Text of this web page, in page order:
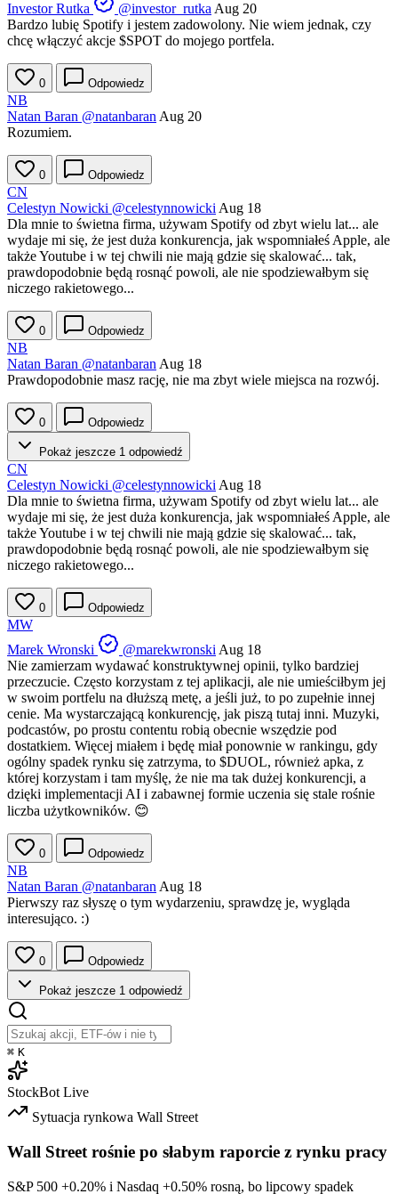
Investor Rutka
@investor_rutka Aug 20
Bardzo lubię Spotify i jestem zadowolony. Nie wiem jednak, czy
chcę włączyć akcje $SPOT do mojego portfela.
0 Odpowiedz
NB
Natan Baran @natanbaran Aug 20
Rozumiem.
0 Odpowiedz
CN
Celestyn Nowicki @celestynnowicki Aug 18
Dla mnie to świetna firma, używam Spotify od zbyt wielu lat... ale
wydaje mi się, że jest duża konkurencja, jak wspomniałeś Apple, ale
także Youtube i w tej chwili nie mają gdzie się skalować... tak,
prawdopodobnie będą rosnąć powoli, ale nie spodziewałbym się
niczego rakietowego...
0 Odpowiedz
NB
Natan Baran @natanbaran Aug 18
Prawdopodobnie masz rację, nie ma zbyt wiele miejsca na rozwój.
0 Odpowiedz
Pokaż jeszcze 1 odpowiedź
CN
Celestyn Nowicki @celestynnowicki Aug 18
Dla mnie to świetna firma, używam Spotify od zbyt wielu lat... ale
wydaje mi się, że jest duża konkurencja, jak wspomniałeś Apple, ale
także Youtube i w tej chwili nie mają gdzie się skalować... tak,
prawdopodobnie będą rosnąć powoli, ale nie spodziewałbym się
niczego rakietowego...
0 Odpowiedz
MW
Marek Wronski
@marekwronski Aug 18
Nie zamierzam wydawać konstruktywnej opinii, tylko bardziej
przeczucie. Często korzystam z tej aplikacji, ale nie umieściłbym jej
w swoim portfelu na dłuższą metę, a jeśli już, to po zupełnie innej
cenie. Ma wystarczającą konkurencję, jak piszą tutaj inni. Muzyki,
podcastów, po prostu contentu robią obecnie wszędzie pod
dostatkiem. Więcej miałem i będę miał ponownie w rankingu, gdy
ogólny spadek rynku się zatrzyma, to $DUOL, również apka, z
której korzystam i tam myślę, że nie ma tak dużej konkurencji, a
dzięki implementacji AI i zabawnej formie uczenia się stale rośnie
liczba użytkowników. 😊
0 Odpowiedz
NB
Natan Baran @natanbaran Aug 18
Pierwszy raz słyszę o tym wydarzeniu, sprawdzę je, wygląda
interesująco. :)
0 Odpowiedz
Pokaż jeszcze 1 odpowiedź
⌘ K
StockBot Live
Sytuacja rynkowa Wall Street
Wall Street rośnie po słabym raporcie z rynku pracy
S&P 500 +0.20% i Nasdaq +0.50% rosną, bo lipcowy spadek